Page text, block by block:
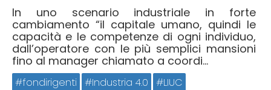
In uno scenario industriale in forte
cambiamento “il capitale umano, quindi le
capacità e le competenze di ogni individuo,
dall’operatore con le più semplici mansioni
fino al manager chiamato a coordi...
fondirigenti Industria 4.0 LIUC